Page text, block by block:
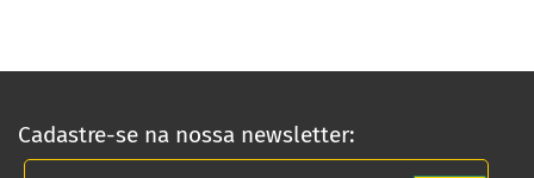
Cadastre-se na nossa newsletter: